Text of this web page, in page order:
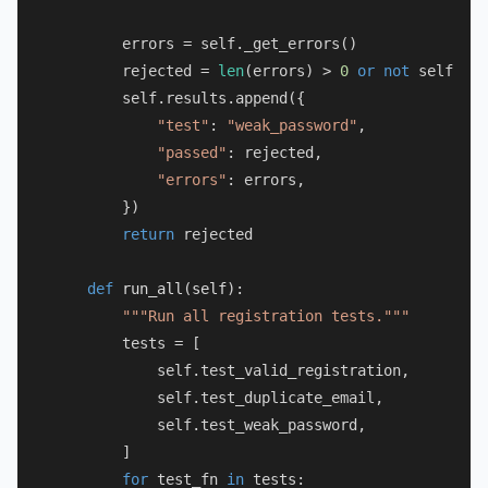
        errors = self._get_errors()
        rejected =
len(errors) > 0 or not
        self.results.append({
"test" : "weak_password" ,
"passed" : rejected,
"errors" : errors,
        })
return rejected
def run_all (self):
"""Run all registration tests."""
        tests = [
            self.test_valid_registration,
            self.test_duplicate_email,
            self.test_weak_password,
        ]
for test_fn in tests: